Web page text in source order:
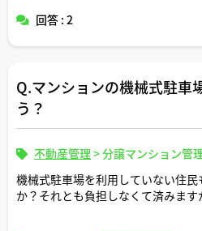
よろしくお願いいたします。
回答 : 2
Q.マンションの機械式駐車
う？
不動産管理 >分譲マンション管
機械式駐車場を利用していない住
か？それとも負担しなくて済みます